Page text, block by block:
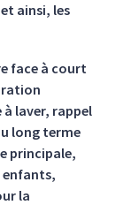
et ainsi, les
face à court
laver, rappel
long terme
principale,
enfants,
la